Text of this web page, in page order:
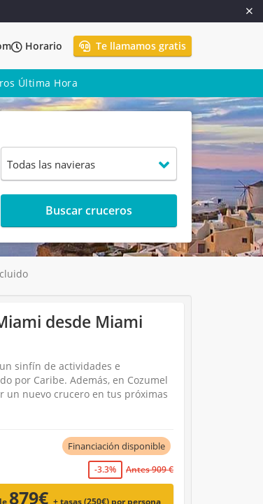
Horario Te llamamos gratis
Última Hora
Buscar cruceros
desde Miami
sinfín de actividades e
por Caribe. Además, en Cozumel
un nuevo crucero en tus próximas
Financiación disponible
-3.3% Antes 909 €
879€